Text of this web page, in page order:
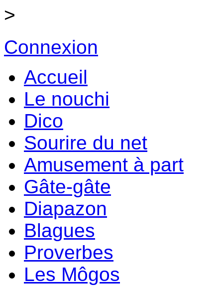
>
Connexion
Accueil
Le nouchi
Dico
Sourire du net
Amusement à part
Gâte-gâte
Diapazon
Blagues
Proverbes
Les Môgos